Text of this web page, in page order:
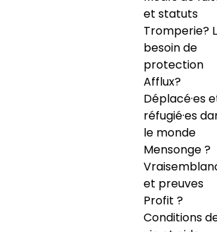
et statuts
Tromperie?
besoin de
protection
Afflux?
Déplacé·es
réfugié·es
le monde
Mensonge ?
et preuves
Profit ?
Conditions